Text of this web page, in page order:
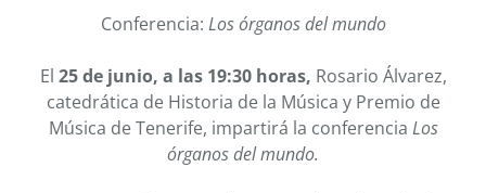
Conferencia: Los órganos del mundo
El 25 de junio, a las 19:30 horas, Rosario Álvarez,
catedrática de Historia de la Música y Premio de
Música de Tenerife, impartirá la conferencia Los
órganos del mundo.